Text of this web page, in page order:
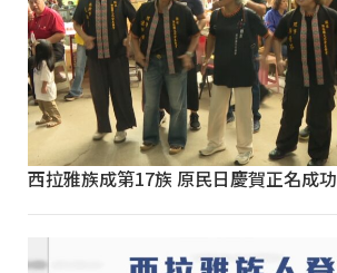
西拉雅族成第17族 原民日慶賀正名成功